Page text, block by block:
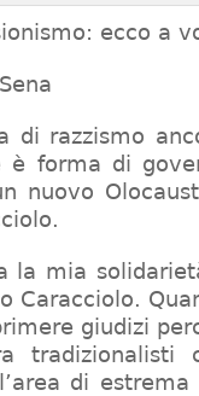
ecco a
di razzismo
è forma di
nuovo
la mia
Caracciolo.
giudizi
tradizionalisti
di